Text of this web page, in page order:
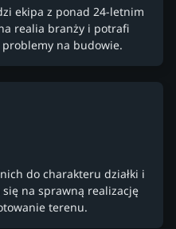
ekipa z ponad 24-letnim
realia branży i potrafi
na budowie.
do charakteru działki i
się na sprawną realizację
terenu.